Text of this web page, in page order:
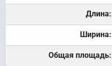
Длина:
Ширина:
Общая площадь: